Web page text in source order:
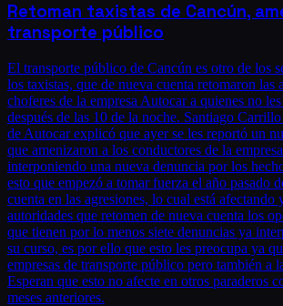
Retoman taxistas de Cancún,
transporte público
El transporte público de Cancún es otro de los
los taxistas, que de nueva cuenta retomaron las
choferes de la empresa Autocar a quienes no
después de las 10 de la noche. Santiago
de Autocar explicó que ayer se les reportó un
que amenizaron a los conductores de la
interponiendo una nueva denuncia por los
esto que empezó a tomar fuerza el año pasado
cuenta en las agresiones, lo cual está afectando
autoridades que retomen de nueva cuenta los
que tienen por lo menos siete denuncias ya
su curso, es por ello que esto les preocupa ya
empresas de transporte público pero también a
Esperan que esto no afecte en otros paraderos
meses anteriores.